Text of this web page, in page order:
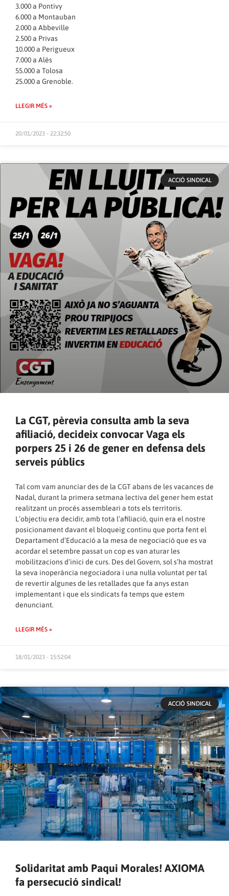
3.000 a Pontivy
6.000 a Montauban
2.000 a Abbeville
2.500 a Privas
10.000 a Perigueux
7.000 a Alès
55.000 a Tolosa
25.000 a Grenoble.
LLEGIR MÉS »
20/01/2023 - 22:32:50
ACCIÓ SINDICAL
La CGT, pèrevia consulta amb la seva
afiliació, decideix convocar Vaga els
porpers 25 i 26 de gener en defensa dels
serveis públics
Tal com vam anunciar des de la CGT abans de les vacances de
Nadal, durant la primera setmana lectiva del gener hem estat
realitzant un procés assembleari a tots els territoris.
L’objectiu era decidir, amb tota l’afiliació, quin era el nostre
posicionament davant el bloqueig continu que porta fent el
Departament d’Educació a la mesa de negociació que es va
acordar el setembre passat un cop es van aturar les
mobilitzacions d’inici de curs. Des del Govern, sol s’ha mostrat
la seva inoperància negociadora i una nul·la voluntat per tal
de revertir algunes de les retallades que fa anys estan
implementant i que els sindicats fa temps que estem
denunciant.
LLEGIR MÉS »
18/01/2023 - 15:52:04
ACCIÓ SINDICAL
Solidaritat amb Paqui Morales! AXIOMA
fa persecució sindical!